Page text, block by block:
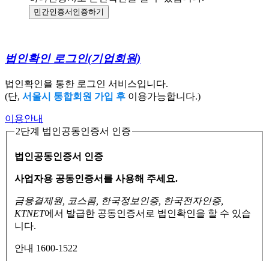
민간인증서 인증하기
법인확인 로그인(기업회원)
법인확인을 통한 로그인 서비스입니다.
(단, 서울시 통합회원 가입 후 이용가능합니다.)
이용안내
2단계 법인공동인증서 인증
법인공동인증서 인증
사업자용 공동인증서를 사용해 주세요.
금융결제원, 코스콤, 한국정보인증, 한국전자인증,
KTNET에서 발급한 공동인증서로 법인확인을 할 수 있습
니다.
안내 1600-1522